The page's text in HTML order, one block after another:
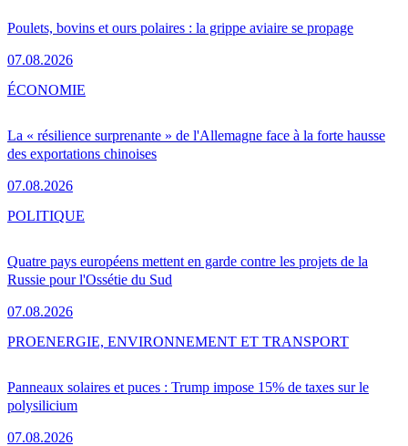
Poulets, bovins et ours polaires : la grippe aviaire se propage
07.08.2026
La « résilience surprenante » de l'Allemagne face à la forte hausse
des exportations chinoises
07.08.2026
ÉCONOMIE
Quatre pays européens mettent en garde contre les projets de la
Russie pour l'Ossétie du Sud
07.08.2026
POLITIQUE
Panneaux solaires et puces : Trump impose 15% de taxes sur le
polysilicium
07.08.2026
PROENERGIE, ENVIRONNEMENT ET TRANSPORT